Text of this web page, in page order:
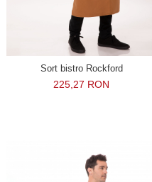
Sort bistro Rockford
225,27 RON